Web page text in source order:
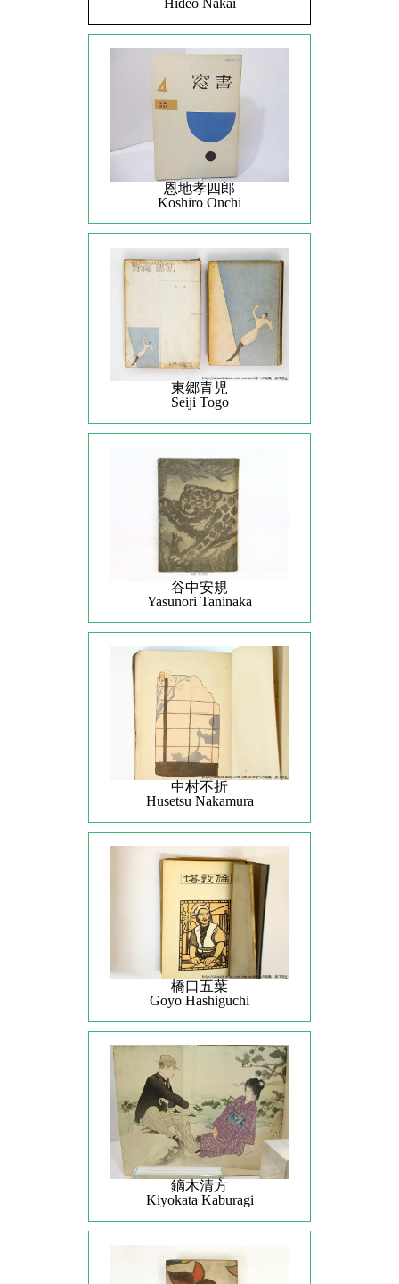
Hideo Nakai
恩地孝四郎
Koshiro Onchi
東郷青児
Seiji Togo
谷中安規
Yasunori Taninaka
中村不折
Husetsu Nakamura
橋口五葉
Goyo Hashiguchi
鏑木清方
Kiyokata Kaburagi